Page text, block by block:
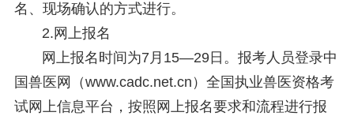
名、现场确认的方式进行。
2.网上报名
网上报名时间为7月15—29日。报考人员登录中
国兽医网（www.cadc.net.cn）全国执业兽医资格考
试网上信息平台，按照网上报名要求和流程进行报